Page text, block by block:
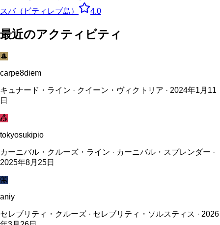
スバ（ビティレブ島）
4.0
最近のアクティビティ
🎩
carpe8diem
キュナード・ライン · クイーン・ヴィクトリア · 2024年1月11
日
🎪
tokyosukipio
カーニバル・クルーズ・ライン · カーニバル・スプレンダー ·
2025年8月25日
🦋
aniy
セレブリティ・クルーズ · セレブリティ・ソルスティス · 2026